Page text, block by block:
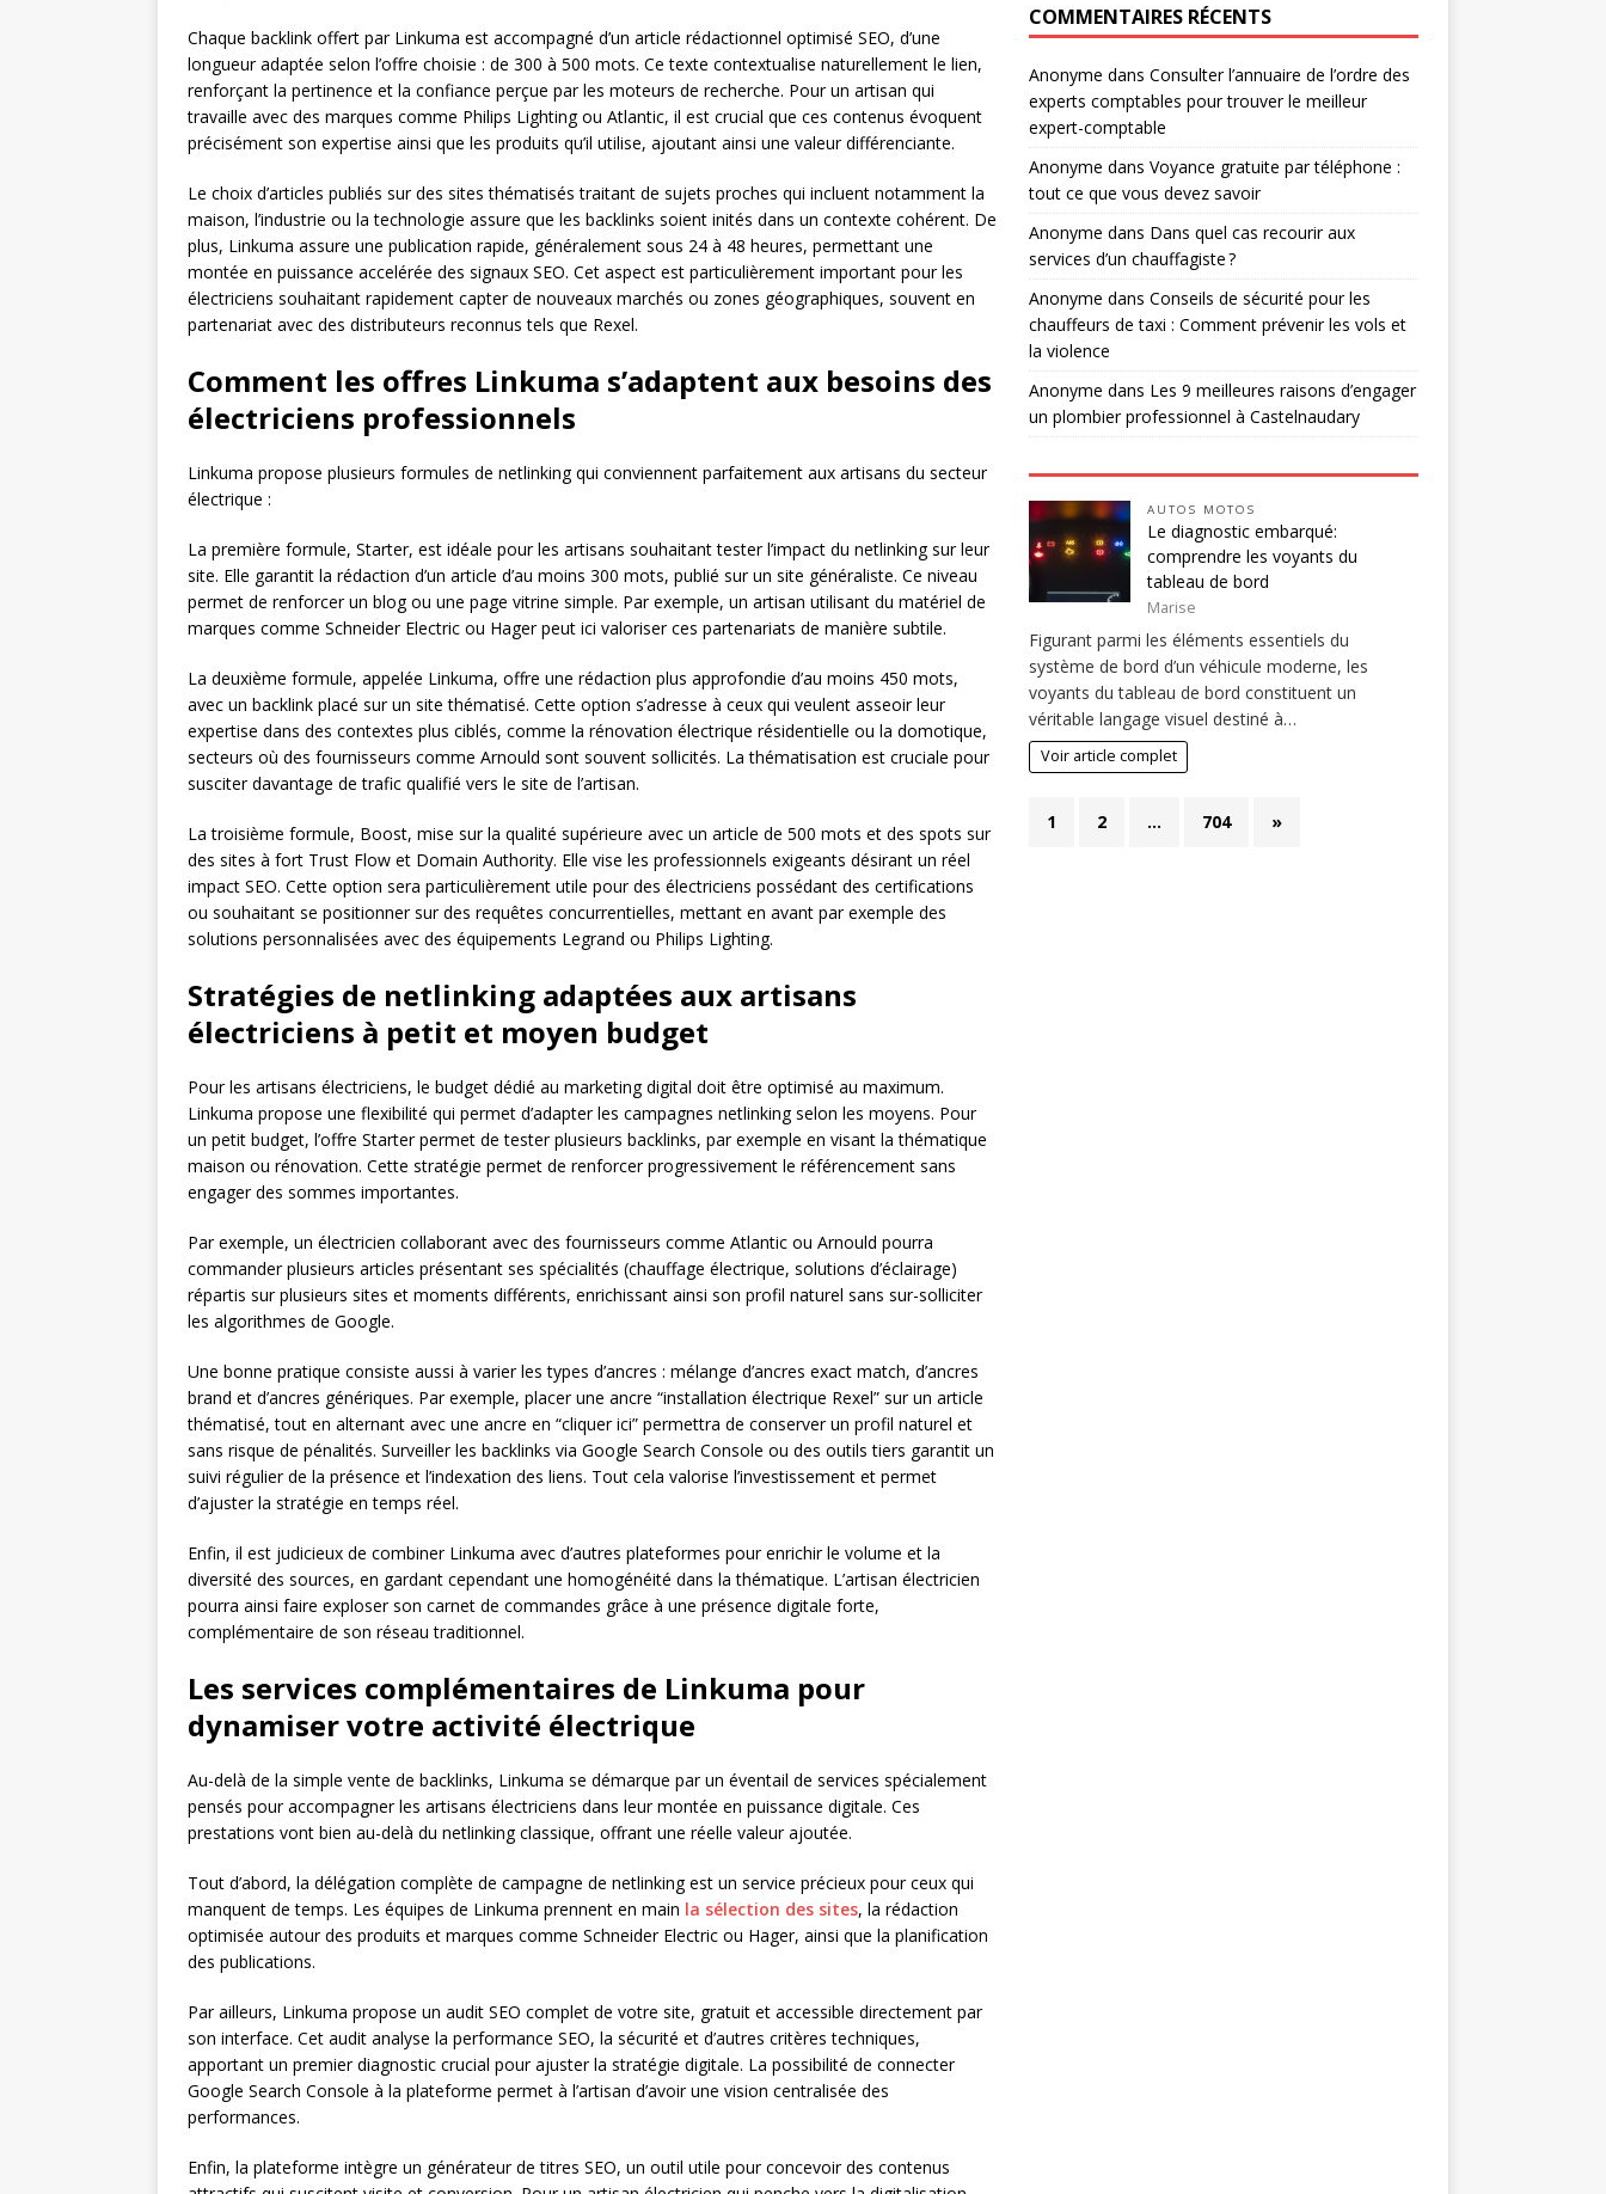
Chaque backlink offert par Linkuma est accompagné d’un article rédactionnel optimisé SEO, d’une
longueur adaptée selon l’offre choisie : de 300 à 500 mots. Ce texte contextualise naturellement le lien,
renforçant la pertinence et la confiance perçue par les moteurs de recherche. Pour un artisan qui
travaille avec des marques comme Philips Lighting ou Atlantic, il est crucial que ces contenus évoquent
précisément son expertise ainsi que les produits qu’il utilise, ajoutant ainsi une valeur différenciante.
Le choix d’articles publiés sur des sites thématisés traitant de sujets proches qui incluent notamment la
maison, l’industrie ou la technologie assure que les backlinks soient inités dans un contexte cohérent. De
plus, Linkuma assure une publication rapide, généralement sous 24 à 48 heures, permettant une
montée en puissance accelérée des signaux SEO. Cet aspect est particulièrement important pour les
électriciens souhaitant rapidement capter de nouveaux marchés ou zones géographiques, souvent en
partenariat avec des distributeurs reconnus tels que Rexel.
Comment les offres Linkuma s’adaptent aux besoins des
électriciens professionnels
Linkuma propose plusieurs formules de netlinking qui conviennent parfaitement aux artisans du secteur
électrique :
La première formule, Starter, est idéale pour les artisans souhaitant tester l’impact du netlinking sur leur
site. Elle garantit la rédaction d’un article d’au moins 300 mots, publié sur un site généraliste. Ce niveau
permet de renforcer un blog ou une page vitrine simple. Par exemple, un artisan utilisant du matériel de
marques comme Schneider Electric ou Hager peut ici valoriser ces partenariats de manière subtile.
La deuxième formule, appelée Linkuma, offre une rédaction plus approfondie d’au moins 450 mots,
avec un backlink placé sur un site thématisé. Cette option s’adresse à ceux qui veulent asseoir leur
expertise dans des contextes plus ciblés, comme la rénovation électrique résidentielle ou la domotique,
secteurs où des fournisseurs comme Arnould sont souvent sollicités. La thématisation est cruciale pour
susciter davantage de trafic qualifié vers le site de l’artisan.
La troisième formule, Boost, mise sur la qualité supérieure avec un article de 500 mots et des spots sur
des sites à fort Trust Flow et Domain Authority. Elle vise les professionnels exigeants désirant un réel
impact SEO. Cette option sera particulièrement utile pour des électriciens possédant des certifications
ou souhaitant se positionner sur des requêtes concurrentielles, mettant en avant par exemple des
solutions personnalisées avec des équipements Legrand ou Philips Lighting.
Stratégies de netlinking adaptées aux artisans
électriciens à petit et moyen budget
Pour les artisans électriciens, le budget dédié au marketing digital doit être optimisé au maximum.
Linkuma propose une flexibilité qui permet d’adapter les campagnes netlinking selon les moyens. Pour
un petit budget, l’offre Starter permet de tester plusieurs backlinks, par exemple en visant la thématique
maison ou rénovation. Cette stratégie permet de renforcer progressivement le référencement sans
engager des sommes importantes.
Par exemple, un électricien collaborant avec des fournisseurs comme Atlantic ou Arnould pourra
commander plusieurs articles présentant ses spécialités (chauffage électrique, solutions d’éclairage)
répartis sur plusieurs sites et moments différents, enrichissant ainsi son profil naturel sans sur-solliciter
les algorithmes de Google.
Une bonne pratique consiste aussi à varier les types d’ancres : mélange d’ancres exact match, d’ancres
brand et d’ancres génériques. Par exemple, placer une ancre “installation électrique Rexel” sur un article
thématisé, tout en alternant avec une ancre en “cliquer ici” permettra de conserver un profil naturel et
sans risque de pénalités. Surveiller les backlinks via Google Search Console ou des outils tiers garantit un
suivi régulier de la présence et l’indexation des liens. Tout cela valorise l’investissement et permet
d’ajuster la stratégie en temps réel.
Enfin, il est judicieux de combiner Linkuma avec d’autres plateformes pour enrichir le volume et la
diversité des sources, en gardant cependant une homogénéité dans la thématique. L’artisan électricien
pourra ainsi faire exploser son carnet de commandes grâce à une présence digitale forte,
complémentaire de son réseau traditionnel.
Les services complémentaires de Linkuma pour
dynamiser votre activité électrique
Au-delà de la simple vente de backlinks, Linkuma se démarque par un éventail de services spécialement
pensés pour accompagner les artisans électriciens dans leur montée en puissance digitale. Ces
prestations vont bien au-delà du netlinking classique, offrant une réelle valeur ajoutée.
Tout d’abord, la délégation complète de campagne de netlinking est un service précieux pour ceux qui
manquent de temps. Les équipes de Linkuma prennent en main la sélection des sites, la rédaction
optimisée autour des produits et marques comme Schneider Electric ou Hager, ainsi que la planification
des publications.
Par ailleurs, Linkuma propose un audit SEO complet de votre site, gratuit et accessible directement par
son interface. Cet audit analyse la performance SEO, la sécurité et d’autres critères techniques,
apportant un premier diagnostic crucial pour ajuster la stratégie digitale. La possibilité de connecter
Google Search Console à la plateforme permet à l’artisan d’avoir une vision centralisée des
performances.
Enfin, la plateforme intègre un générateur de titres SEO, un outil utile pour concevoir des contenus
COMMENTAIRES RÉCENTS
Anonyme dans Consulter l’annuaire de l’ordre des
experts comptables pour trouver le meilleur
expert-comptable
Anonyme dans Voyance gratuite par téléphone :
tout ce que vous devez savoir
Anonyme dans Dans quel cas recourir aux
services d’un chauffagiste ?
Anonyme dans Conseils de sécurité pour les
chauffeurs de taxi : Comment prévenir les vols et
la violence
Anonyme dans Les 9 meilleures raisons d’engager
un plombier professionnel à Castelnaudary
AUTOS MOTOS
Le diagnostic embarqué:
comprendre les voyants du
tableau de bord
Marise
Figurant parmi les éléments essentiels du
système de bord d’un véhicule moderne, les
voyants du tableau de bord constituent un
véritable langage visuel destiné à…
Voir article complet
1 2 … 704 »